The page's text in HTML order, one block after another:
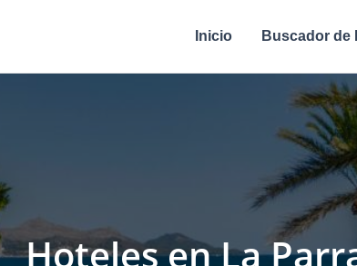
Inicio Buscador de
Hoteles en La